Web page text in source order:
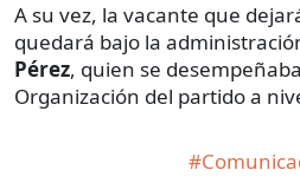
A su vez, la vacante que
quedará bajo la
Pérez, quien se
Organización del partido a